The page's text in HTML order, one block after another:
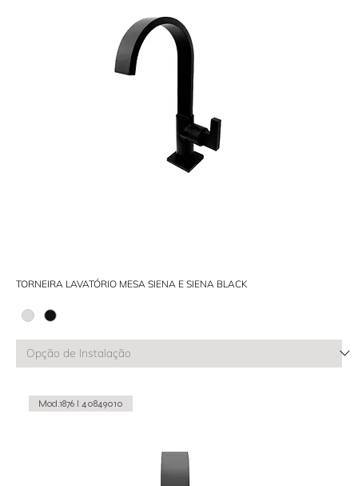
TORNEIRA LAVATÓRIO MESA SIENA E SIENA BLACK
Mod.1876 I 40849010